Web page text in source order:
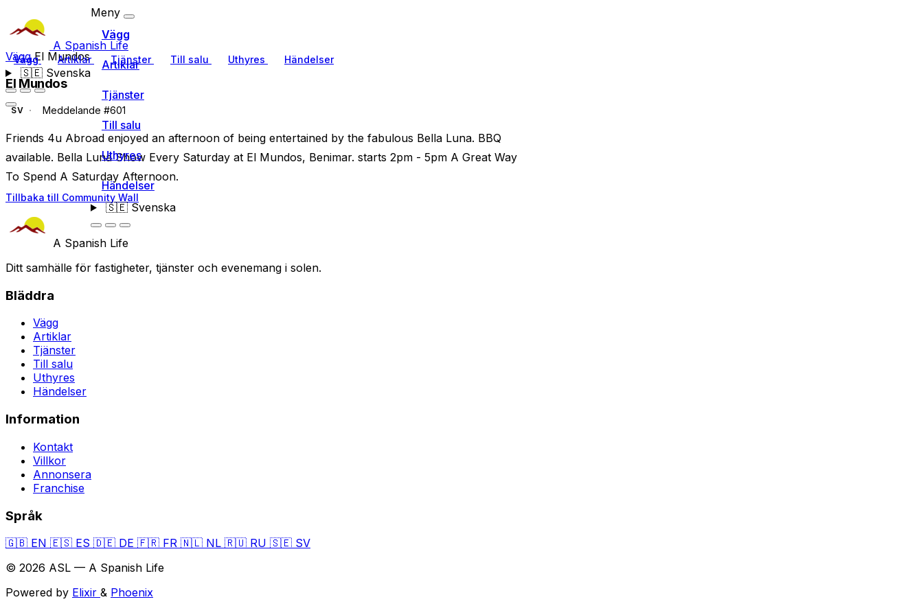
A Spanish Life
Vägg Artiklar Tjänster Till salu Uthyres Händelser
🇸🇪Svenska
Meny
Vägg
Artiklar
Tjänster
Till salu
Uthyres
Händelser
🇸🇪Svenska
VäggEl Mundos
El Mundos
SV Meddelande #601
Friends 4u Abroad enjoyed an afternoon of being entertained by the fabulous Bella Luna. BBQ
available. Bella Luna Show Every Saturday at El Mundos, Benimar. starts 2pm - 5pm A Great Way
To Spend A Saturday Afternoon.
Tillbaka till Community Wall
A Spanish Life
Ditt samhälle för fastigheter, tjänster och evenemang i solen.
Bläddra
Vägg
Artiklar
Tjänster
Till salu
Uthyres
Händelser
Information
Kontakt
Villkor
Annonsera
Franchise
Språk
🇬🇧 EN 🇪🇸 ES 🇩🇪 DE 🇫🇷 FR 🇳🇱 NL 🇷🇺 RU 🇸🇪 SV
© 2026 ASL — A Spanish Life
Powered by Elixir & Phoenix